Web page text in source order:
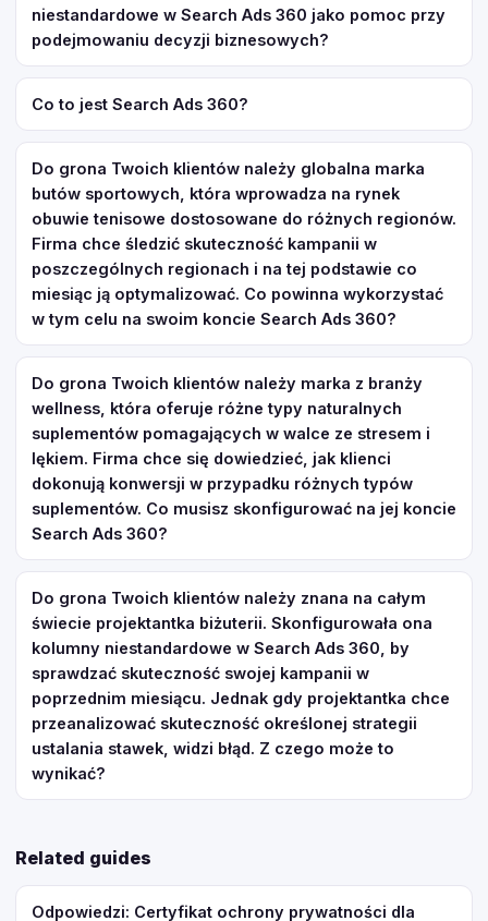
niestandardowe w Search Ads 360 jako pomoc przy
podejmowaniu decyzji biznesowych?
Co to jest Search Ads 360?
Do grona Twoich klientów należy globalna marka
butów sportowych, która wprowadza na rynek
obuwie tenisowe dostosowane do różnych regionów.
Firma chce śledzić skuteczność kampanii w
poszczególnych regionach i na tej podstawie co
miesiąc ją optymalizować. Co powinna wykorzystać
w tym celu na swoim koncie Search Ads 360?
Do grona Twoich klientów należy marka z branży
wellness, która oferuje różne typy naturalnych
suplementów pomagających w walce ze stresem i
lękiem. Firma chce się dowiedzieć, jak klienci
dokonują konwersji w przypadku różnych typów
suplementów. Co musisz skonfigurować na jej koncie
Search Ads 360?
Do grona Twoich klientów należy znana na całym
świecie projektantka biżuterii. Skonfigurowała ona
kolumny niestandardowe w Search Ads 360, by
sprawdzać skuteczność swojej kampanii w
poprzednim miesiącu. Jednak gdy projektantka chce
przeanalizować skuteczność określonej strategii
ustalania stawek, widzi błąd. Z czego może to
wynikać?
Related guides
Odpowiedzi: Certyfikat ochrony prywatności dla